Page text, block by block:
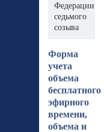
Федерации
седьмого
созыва
Форма
учета
объема
бесплатного
эфирного
времени,
объема и